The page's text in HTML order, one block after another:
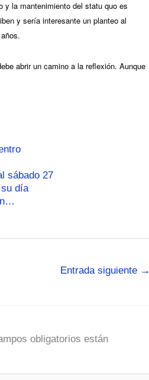
y la mantenimiento del statu quo es
y sería interesante un planteo al
abrir un camino a la reflexión. Aunque
sábado 27
día
Entrada siguiente →
obligatorios están